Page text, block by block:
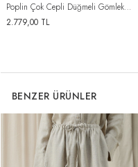
Poplin Çok Cepli Düğmeli Gömlek
Ekru
2.779,00TL
BENZER ÜRÜNLER